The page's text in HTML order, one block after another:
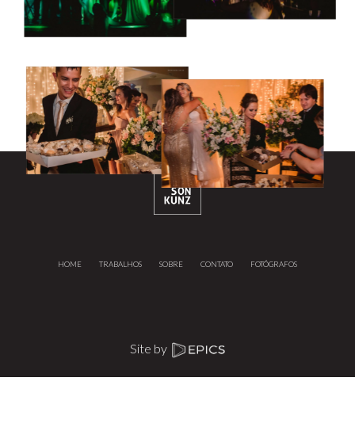
HOME TRABALHOS SOBRE CONTATO FOTÓGRAFOS
Site by